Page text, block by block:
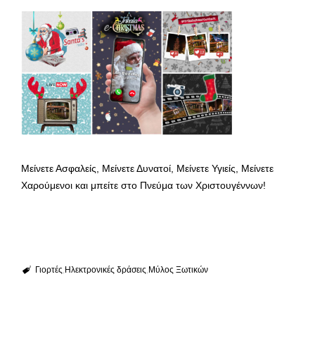
Μείνετε Ασφαλείς, Μείνετε Δυνατοί, Μείνετε Υγιείς, Μείνετε
Χαρούμενοι και μπείτε στο Πνεύμα των Χριστουγέννων!
Γιορτές Ηλεκτρονικές δράσεις Μύλος Ξωτικών